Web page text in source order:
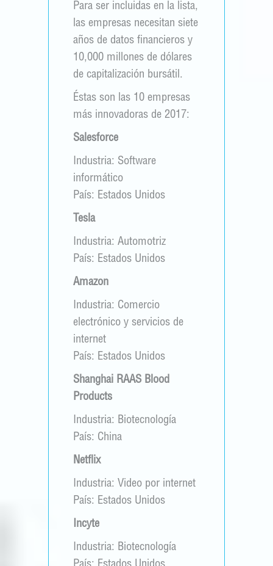
Para ser incluidas en la lista,
las empresas necesitan siete
años de datos financieros y
10,000 millones de dólares
de capitalización bursátil.
Éstas son las 10 empresas
más innovadoras de 2017:
Salesforce
Industria: Software
informático
País: Estados Unidos
Tesla
Industria: Automotriz
País: Estados Unidos
Amazon
Industria: Comercio
electrónico y servicios de
internet
País: Estados Unidos
Shanghai RAAS Blood
Products
Industria: Biotecnología
País: China
Netflix
Industria: Video por internet
País: Estados Unidos
Incyte
Industria: Biotecnología